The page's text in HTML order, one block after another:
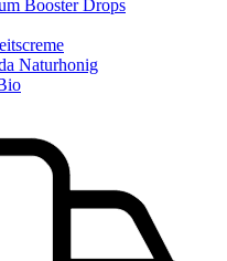
Booster Drops
Naturhonig